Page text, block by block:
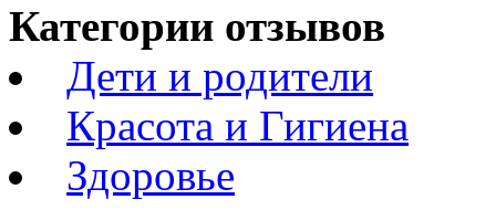
Категории отзывов
Дети и родители
Красота и Гигиена
Здоровье